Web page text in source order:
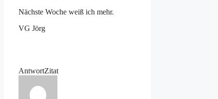
Nächste Woche weiß ich mehr.
VG Jörg
AntwortZitat